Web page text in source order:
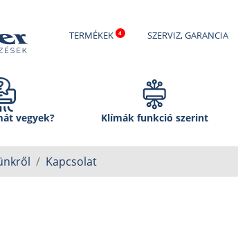
TERMÉKEK SZERVIZ, GARANCIA
vegyek? Klímák funkció szerint
Kapcsolat